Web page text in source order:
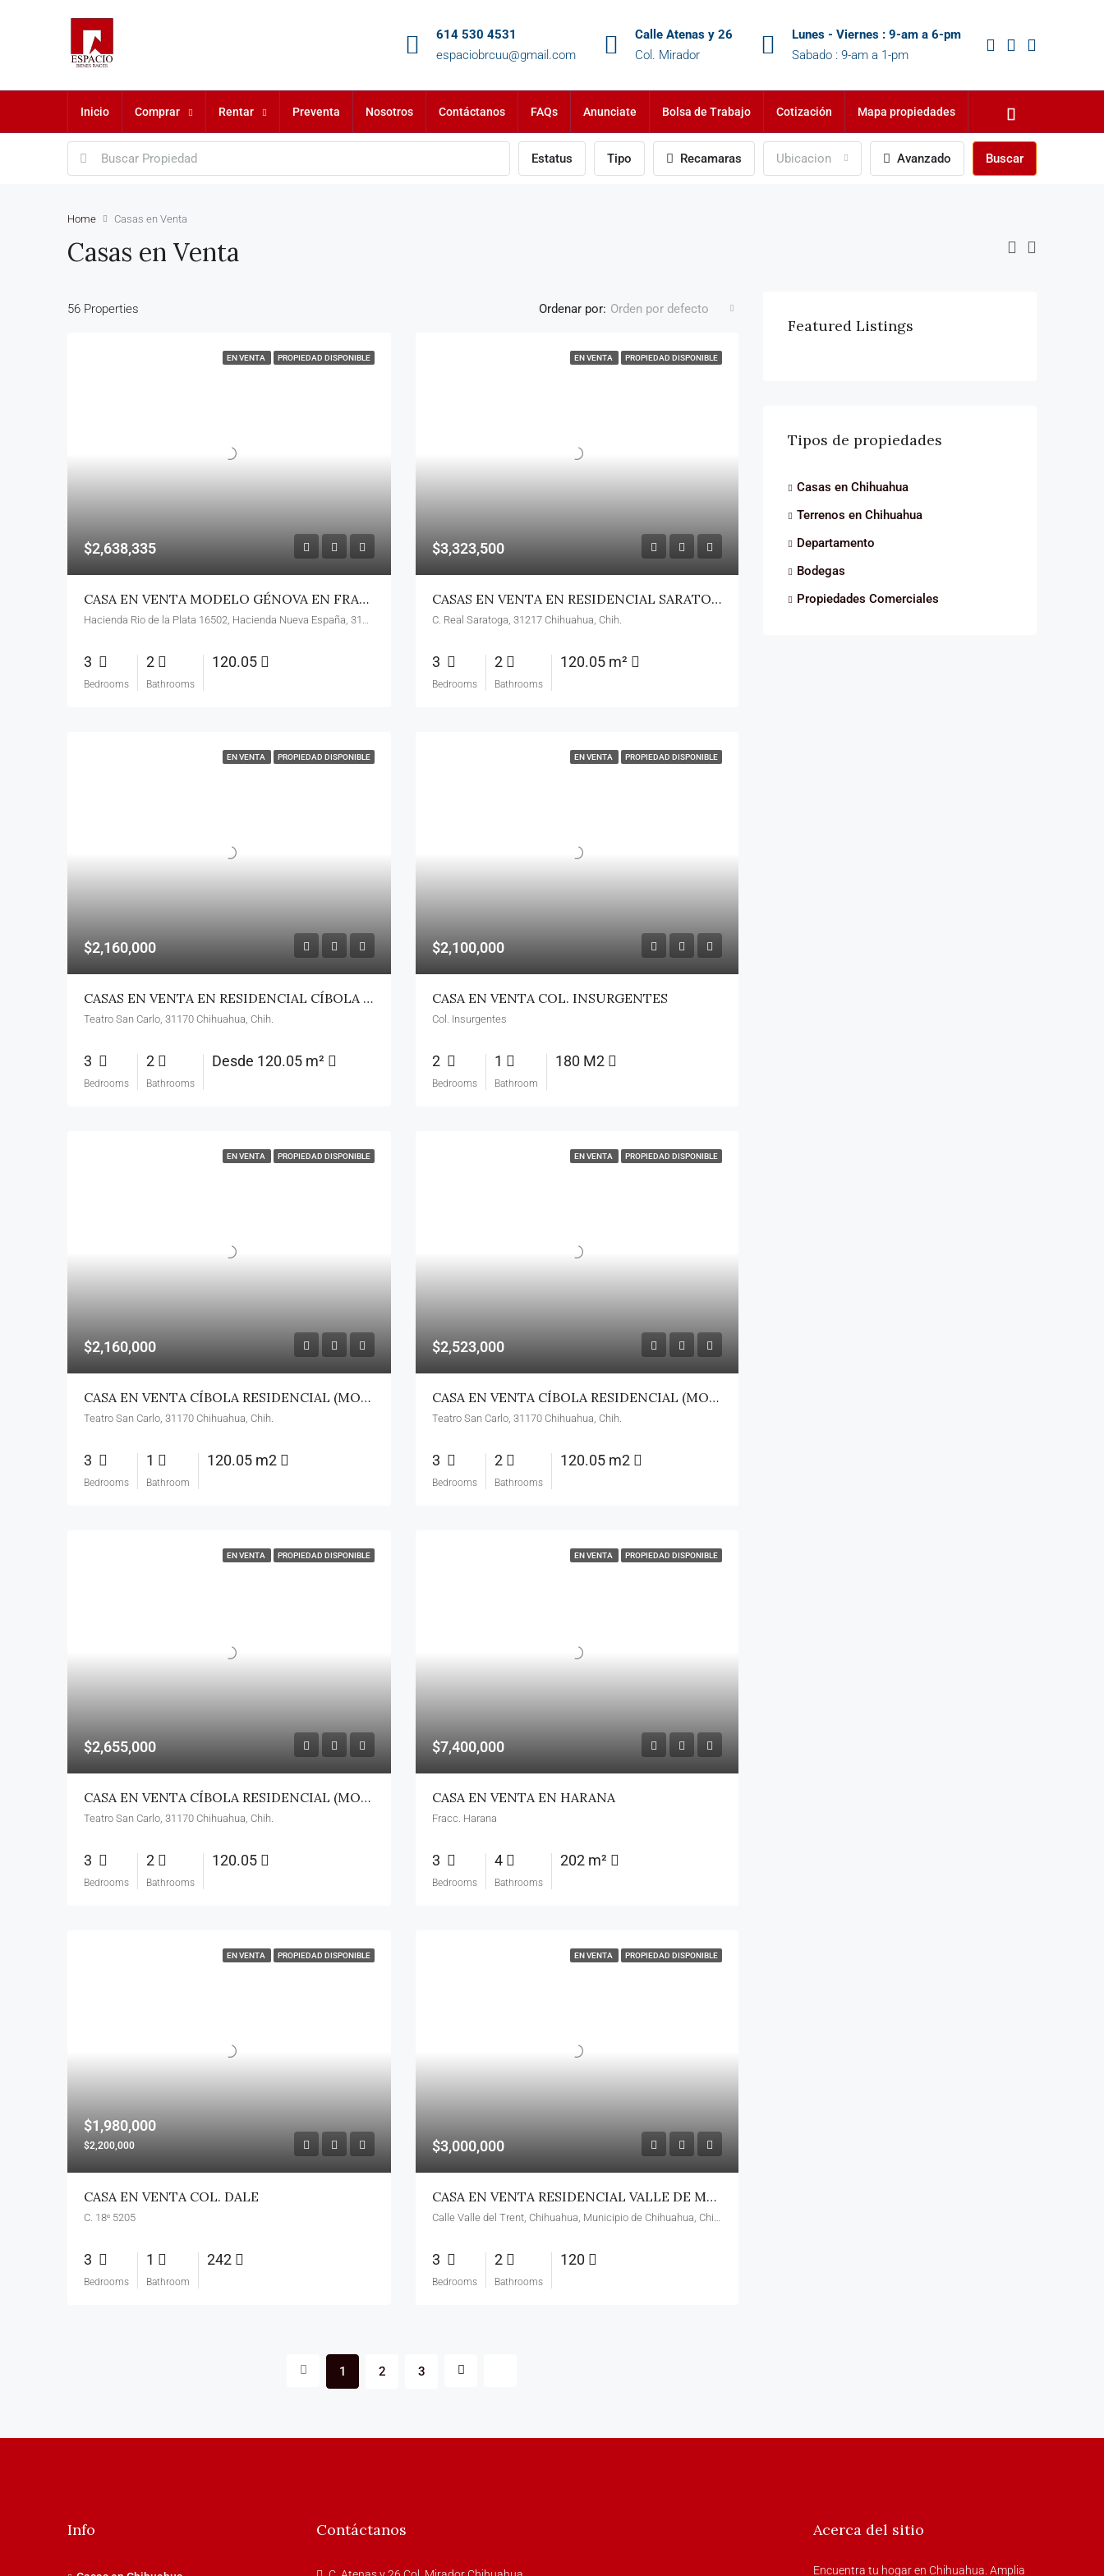
614 530 4531
espaciobrcuu@gmail.com
Calle Atenas y 26
Col. Mirador
Lunes - Viernes : 9-am a 6-pm
Sabado : 9-am a 1-pm
Inicio Comprar Rentar Preventa Nosotros Contáctanos FAQs Anunciate Bolsa de Trabajo Cotización Mapa propiedades
Estatus Tipo Recamaras Ubicacion Avanzado Buscar
Home Casas en Venta
Casas en Venta
56 Properties Ordenar por: Orden por defecto
EN VENTA PROPIEDAD DISPONIBLE
$2,638,335
CASA EN VENTA MODELO GÉNOVA EN FRACC. ALLEZA PUNTA NORTE
Hacienda Rio de la Plata 16502, Hacienda Nueva España, 31122 Chihuahua, Chih.
3
Bedrooms
2
Bathrooms
120.05
EN VENTA PROPIEDAD DISPONIBLE
$3,323,500
CASAS EN VENTA EN RESIDENCIAL SARATOGA EN ZONA RELIZ
C. Real Saratoga, 31217 Chihuahua, Chih.
3
Bedrooms
2
Bathrooms
120.05 m²
EN VENTA PROPIEDAD DISPONIBLE
$2,160,000
CASAS EN VENTA EN RESIDENCIAL CÍBOLA AL NORTE
Teatro San Carlo, 31170 Chihuahua, Chih.
3
Bedrooms
2
Bathrooms
Desde 120.05 m²
EN VENTA PROPIEDAD DISPONIBLE
$2,100,000
CASA EN VENTA COL. INSURGENTES
Col. Insurgentes
2
Bedrooms
1
Bathroom
180 M2
EN VENTA PROPIEDAD DISPONIBLE
$2,160,000
CASA EN VENTA CÍBOLA RESIDENCIAL (MODELO NISA)
Teatro San Carlo, 31170 Chihuahua, Chih.
3
Bedrooms
1
Bathroom
120.05 m2
EN VENTA PROPIEDAD DISPONIBLE
$2,523,000
CASA EN VENTA CÍBOLA RESIDENCIAL (MODELO ALVAR)
Teatro San Carlo, 31170 Chihuahua, Chih.
3
Bedrooms
2
Bathrooms
120.05 m2
EN VENTA PROPIEDAD DISPONIBLE
$2,655,000
CASA EN VENTA CÍBOLA RESIDENCIAL (MODELO ÁUREA)
Teatro San Carlo, 31170 Chihuahua, Chih.
3
Bedrooms
2
Bathrooms
120.05
EN VENTA PROPIEDAD DISPONIBLE
$7,400,000
CASA EN VENTA EN HARANA
Fracc. Harana
3
Bedrooms
4
Bathrooms
202 m²
EN VENTA PROPIEDAD DISPONIBLE
$1,980,000
$2,200,000
CASA EN VENTA COL. DALE
C. 18ᵅ 5205
3
Bedrooms
1
Bathroom
242
EN VENTA PROPIEDAD DISPONIBLE
$3,000,000
CASA EN VENTA RESIDENCIAL VALLE DE MERCIA
3
Bedrooms
2
Bathrooms
120
1 2 3
Featured Listings
Tipos de propiedades
Casas en Chihuahua
Terrenos en Chihuahua
Departamento
Bodegas
Propiedades Comerciales
Info Contáctanos Acerca del sitio
Encuentra tu hogar en Chihuahua. Amplia